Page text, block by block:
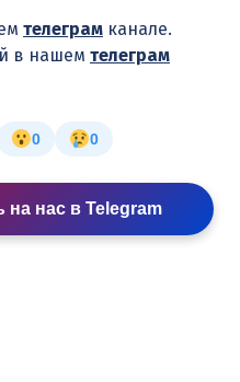
телеграм канале.
в нашем телеграм
0 0
нас в Telegram